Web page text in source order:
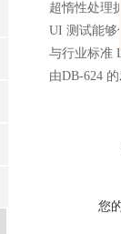
超惰性处理
UI 测试能够
与行业标准
由DB-624
您